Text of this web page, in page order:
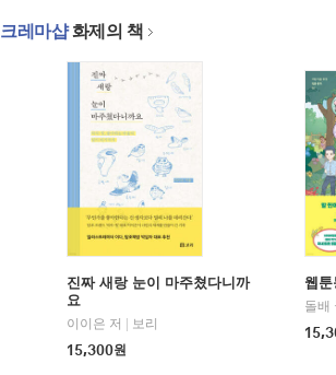
크레마샵화제의 책
진짜 새랑 눈이 마주쳤다니까
요
이이은 저
보리
15,300원
웹
돌배